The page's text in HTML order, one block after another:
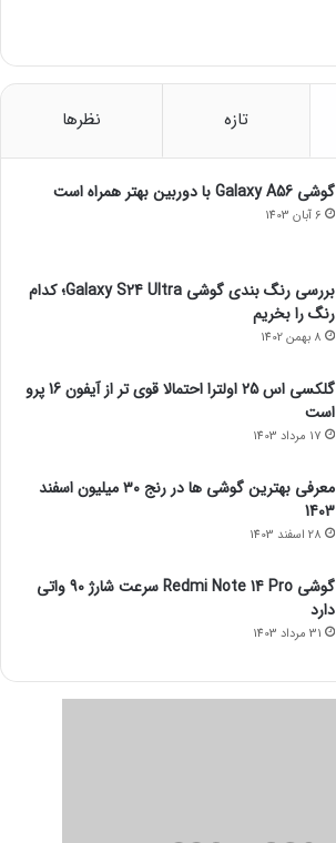
تازه نظرها
گوشی Galaxy A56 با دوربین بهتر همراه است
6 آبان 1403
بررسی رنگ بندی گوشی Galaxy S24 Ultra؛ کدام
رنگ را بخریم
8 بهمن 1402
گلکسی اس 25 اولترا احتمالا قوی تر از آیفون 16 پرو
است
17 مرداد 1403
معرفی بهترین گوشی ها در رنج ۳۰ میلیون اسفند
1403
28 اسفند 1403
گوشی Redmi Note 14 Pro سرعت شارژ 90 واتی
دارد
31 مرداد 1403